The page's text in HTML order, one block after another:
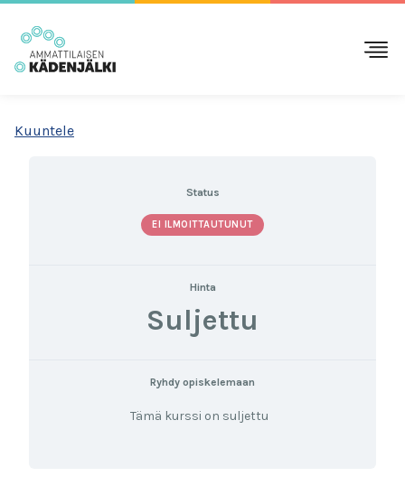
Kuuntele
Status
EI ILMOITTAUTUNUT
Hinta
Suljettu
Ryhdy opiskelemaan
Tämä kurssi on suljettu